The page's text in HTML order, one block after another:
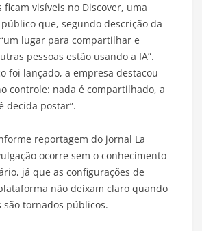
ficam visíveis no Discover, uma
que, segundo descrição da
lugar para compartilhar e
pessoas estão usando a IA”.
foi lançado, a empresa destacou
controle: nada é compartilhado, a
decida postar”.
reportagem do jornal La
ocorre sem o conhecimento
já que as configurações de
não deixam claro quando
são tornados públicos.